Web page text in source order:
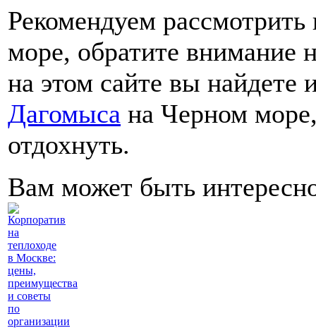
Рекомендуем
море, обратите внимание
на этом сайте вы
Дагомыса на Черном
отдохнуть.
Вам может быть
Корпоратив
на
теплоходе
в Москве:
цены,
преимущества
и советы
по
организации